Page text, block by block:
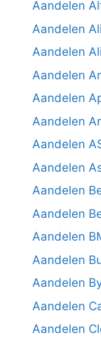
Aandelen
Aandelen
Aandelen
Aandelen
Aandelen
Aandelen
Aandelen
Aandelen
Aandelen
Aandelen
Aandelen
Aandelen
Aandelen
Aandelen
Aandelen